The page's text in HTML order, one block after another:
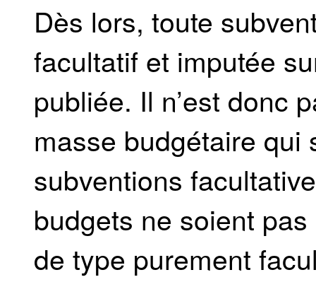
Dès lors, toute
facultatif et imputée
publiée. Il n’est donc
masse budgétaire qui
subventions
budgets ne soient
de type purement